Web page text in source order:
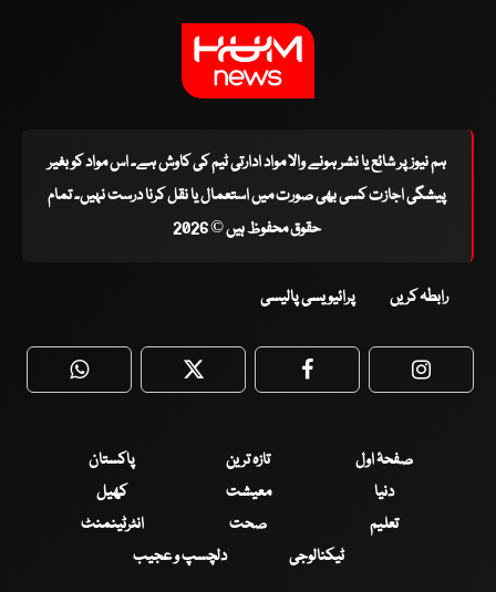
ہم نیوز پر شائع یا نشر ہونے والا مواد ادارتی ٹیم کی کاوش ہے۔ اس مواد کو بغیر
پیشگی اجازت کسی بھی صورت میں استعمال یا نقل کرنا درست نہیں۔ تمام
حقوق محفوظ ہیں © 2026
رابطہ کریں پرائیویسی پالیسی
WhatsApp Twitter Facebook
صفحۂ اول تازہ ترین
پاکستان
دنیا
معیشت
کھیل
تعلیم
صحت
انٹرٹینمنٹ
ٹیکنالوجی
دلچسپ و عجیب